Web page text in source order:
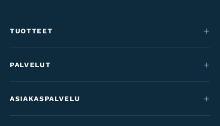
TUOTTEET
Maantie & gravel
Lastenpyörät
PALVELUT
ASIAKASPALVELU